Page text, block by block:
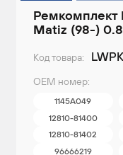
Matiz (98-)
Код товара:
ОЕМ номер:
1145A049
12810-81400
12810-81402
96666219